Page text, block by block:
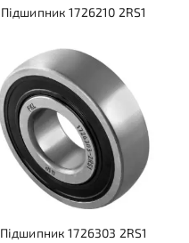
Підшипник 1726210 2RS1
Підшипник 1726303 2RS1